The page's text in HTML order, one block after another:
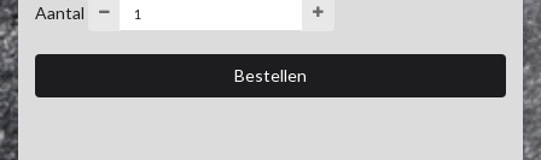
Aantal